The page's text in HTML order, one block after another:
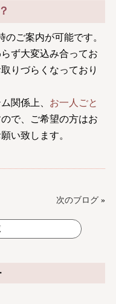
ご案内が可能です。
ず大変込み合ってお
りづらくなっており
関係上、 お一人ごと
で、ご希望の方はお
い致します。
次のブログ »